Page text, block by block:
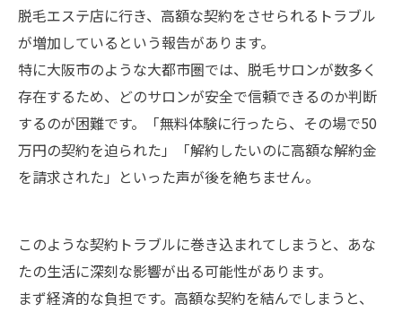
脱毛エステ店に行き、高額な契約をさせられるトラブル
が増加しているという報告があります。
特に大阪市のような大都市圏では、脱毛サロンが数多く
存在するため、どのサロンが安全で信頼できるのか判断
するのが困難です。「無料体験に行ったら、その場で50
万円の契約を迫られた」「解約したいのに高額な解約金
を請求された」といった声が後を絶ちません。
このような契約トラブルに巻き込まれてしまうと、あな
たの生活に深刻な影響が出る可能性があります。
まず経済的な負担です。高額な契約を結んでしまうと、